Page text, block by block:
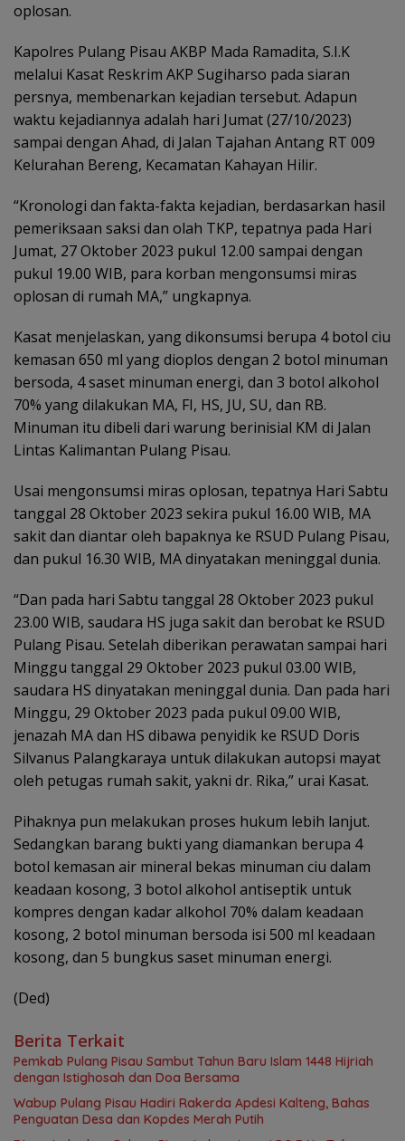
oplosan.
Kapolres Pulang Pisau AKBP Mada Ramadita, S.I.K
melalui Kasat Reskrim AKP Sugiharso pada siaran
persnya, membenarkan kejadian tersebut. Adapun
waktu kejadiannya adalah hari Jumat (27/10/2023)
sampai dengan Ahad, di Jalan Tajahan Antang RT 009
Kelurahan Bereng, Kecamatan Kahayan Hilir.
“Kronologi dan fakta-fakta kejadian, berdasarkan hasil
pemeriksaan saksi dan olah TKP, tepatnya pada Hari
Jumat, 27 Oktober 2023 pukul 12.00 sampai dengan
pukul 19.00 WIB, para korban mengonsumsi miras
oplosan di rumah MA,” ungkapnya.
Kasat menjelaskan, yang dikonsumsi berupa 4 botol ciu
kemasan 650 ml yang dioplos dengan 2 botol minuman
bersoda, 4 saset minuman energi, dan 3 botol alkohol
70% yang dilakukan MA, FI, HS, JU, SU, dan RB.
Minuman itu dibeli dari warung berinisial KM di Jalan
Lintas Kalimantan Pulang Pisau.
Usai mengonsumsi miras oplosan, tepatnya Hari Sabtu
tanggal 28 Oktober 2023 sekira pukul 16.00 WIB, MA
sakit dan diantar oleh bapaknya ke RSUD Pulang Pisau,
dan pukul 16.30 WIB, MA dinyatakan meninggal dunia.
“Dan pada hari Sabtu tanggal 28 Oktober 2023 pukul
23.00 WIB, saudara HS juga sakit dan berobat ke RSUD
Pulang Pisau. Setelah diberikan perawatan sampai hari
Minggu tanggal 29 Oktober 2023 pukul 03.00 WIB,
saudara HS dinyatakan meninggal dunia. Dan pada hari
Minggu, 29 Oktober 2023 pada pukul 09.00 WIB,
jenazah MA dan HS dibawa penyidik ke RSUD Doris
Silvanus Palangkaraya untuk dilakukan autopsi mayat
oleh petugas rumah sakit, yakni dr. Rika,” urai Kasat.
Pihaknya pun melakukan proses hukum lebih lanjut.
Sedangkan barang bukti yang diamankan berupa 4
botol kemasan air mineral bekas minuman ciu dalam
keadaan kosong, 3 botol alkohol antiseptik untuk
kompres dengan kadar alkohol 70% dalam keadaan
kosong, 2 botol minuman bersoda isi 500 ml keadaan
kosong, dan 5 bungkus saset minuman energi.
(Ded)
Berita Terkait
Pemkab Pulang Pisau Sambut Tahun Baru Islam 1448 Hijriah
dengan Istighosah dan Doa Bersama
Wabup Pulang Pisau Hadiri Rakerda Apdesi Kalteng, Bahas
Penguatan Desa dan Kopdes Merah Putih